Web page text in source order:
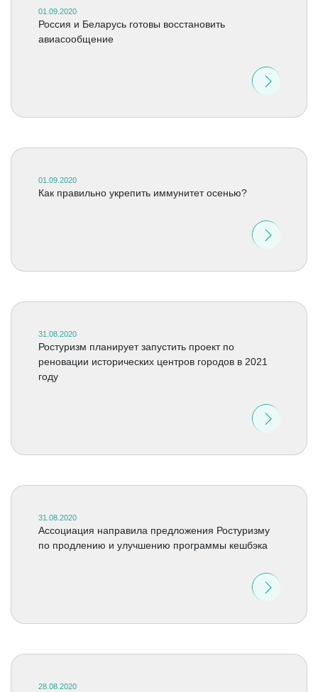
01.09.2020
Россия и Беларусь готовы восстановить
авиасообщение
01.09.2020
Как правильно укрепить иммунитет осенью?
31.08.2020
Ростуризм планирует запустить проект по
реновации исторических центров городов в 2021
году
31.08.2020
Ассоциация направила предложения Ростуризму
по продлению и улучшению программы кешбэка
28.08.2020